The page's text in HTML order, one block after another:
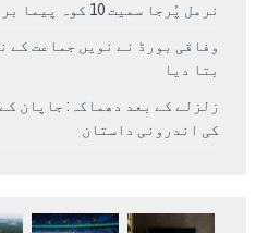
نرمل پُرجا سمیت 10 کوہ پیما براڈ پیک پر لاپتہ
وفاقی بورڈ نے نویں جماعت کے
بتا دیا
زلزلے کے بعد دھماکہ: جاپان
کی اندرونی داستان